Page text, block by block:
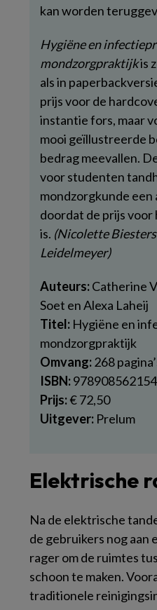
kan worden
Hygiëne en
mondzorgpraktijkis
als in
prijs voor de
instantie fors, maar
mooi geïllustreerde
bedrag meevallen.
voor studenten
mondzorgkunde een
doordat de prijs voor
is. (Nicolette Biesters
Leidelmeyer)
Auteurs:Catherine
Soet en Alexa Laheij
Titel: Hygiëne en
mondzorgpraktijk
Omvang:268
ISBN:
Prijs:€ 72,50
Uitgever: Prelum
Elektrische
Na de elektrische
de gebruikers nog aan
rager om de ruimtes
schoon te maken.
traditionele